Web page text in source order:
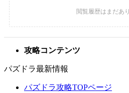
攻略コンテンツ
パズドラ最新情報
パズドラ攻略TOPページ